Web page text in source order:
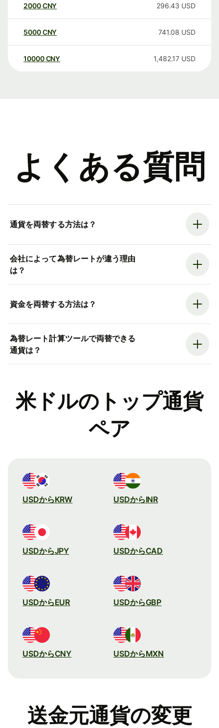
2000CNY 296.43 USD
5000CNY 741.08 USD
10000 CNY 1,482.17 USD
よくある質問
通貨を両替する方法は？
会社によって為替レートが違う理由
は？
資金を両替する方法は？
為替レート計算ツールで両替できる
通貨は？
米ドルのトップ通貨
ペア
USDからKRW USDからINR
USDからJPY USDからCAD
USDからEUR USDからGBP
USDからCNY USDからMXN
送金元通貨の変更